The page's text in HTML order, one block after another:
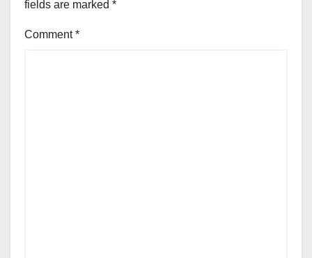
fields are marked *
Comment*